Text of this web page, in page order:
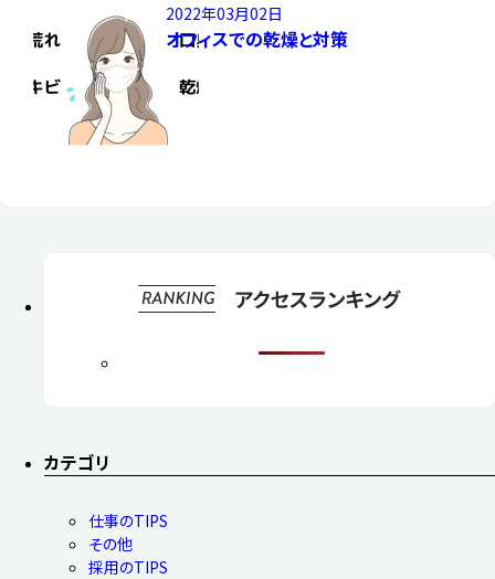
2022年03月02日
オフィスでの乾燥と対策
カテゴリ
仕事のTIPS
その他
採用のTIPS